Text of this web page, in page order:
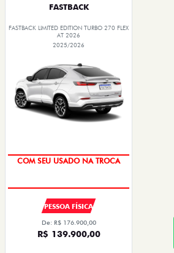
FASTBACK
FASTBACK LIMITED EDITION TURBO 270 FLEX
AT 2026
2025/2026
COM SEU USADO NA TROCA
PESSOA FÍSICA
De: R$ 176.900,00
R$ 139.900,00